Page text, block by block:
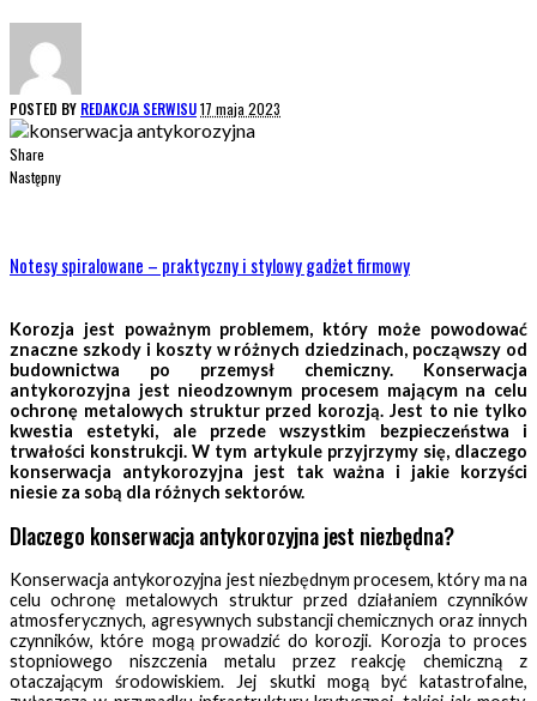
POSTED BY REDAKCJA SERWISU17 maja 2023
Share
Następny
Notesy spiralowane – praktyczny i stylowy gadżet firmowy
Korozja jest poważnym problemem, który może powodować
znaczne szkody i koszty w różnych dziedzinach, począwszy od
budownictwa po przemysł chemiczny. Konserwacja
antykorozyjna jest nieodzownym procesem mającym na celu
ochronę metalowych struktur przed korozją. Jest to nie tylko
kwestia estetyki, ale przede wszystkim bezpieczeństwa i
trwałości konstrukcji. W tym artykule przyjrzymy się, dlaczego
konserwacja antykorozyjna jest tak ważna i jakie korzyści
niesie za sobą dla różnych sektorów.
Dlaczego konserwacja antykorozyjna jest niezbędna?
Konserwacja antykorozyjna jest niezbędnym procesem, który ma na
celu ochronę metalowych struktur przed działaniem czynników
atmosferycznych, agresywnych substancji chemicznych oraz innych
czynników, które mogą prowadzić do korozji. Korozja to proces
stopniowego niszczenia metalu przez reakcję chemiczną z
otaczającym środowiskiem. Jej skutki mogą być katastrofalne,